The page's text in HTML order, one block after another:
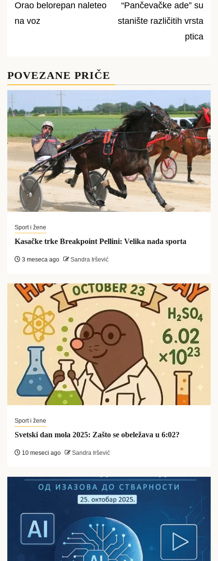
Post
navigation
Orao belorepan naleteo
na voz
“Pančevačke ade” su
stanište različitih vrsta
ptica
POVEZANE PRIČE
Sport i žene
Kasačke trke Breakpoint Pellini: Velika nada sporta
3 meseca ago Sandra Iršević
Sport i žene
Svetski dan mola 2025: Zašto se obeležava u 6:02?
10 meseci ago Sandra Iršević